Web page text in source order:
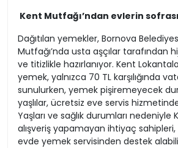
Kent Mutfağı’ndan evlerin
Dağıtılan yemekler, Bornova
Mutfağı’nda usta aşçılar tarafından
ve titizlikle hazırlanıyor. Kent
yemek, yalnızca 70 TL karşılığında
sunulurken, yemek pişiremeyecek
yaşlılar, ücretsiz eve servis
Yaşları ve sağlık durumları nedeniyle
alışveriş yapamayan ihtiyaç
evde yemek servisinden destek